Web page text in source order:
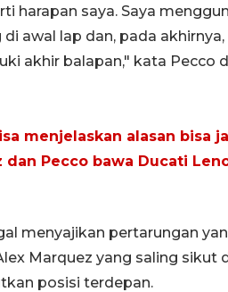
harapan saya. Saya
awal lap dan, pada
akhir balapan," kata Pecco
menjelaskan alasan bisa
dan Pecco bawa Ducati
menyajikan pertarungan
Marquez yang saling sikut
posisi terdepan.